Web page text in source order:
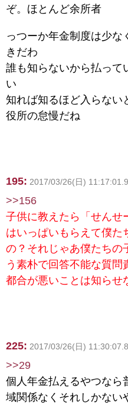
ぞ。ほとんど余所者
っつーか年金制度は少
きだわ
誰も知らないから払って
い
知れば知るほど入らない
役所の怠慢だね
195: 2017/03/26(日)
>>156
子供に教えたら「せんせ
はいっぱいもらえて僕た
の？それじゃあ僕たちの
う素朴で回答不能な質問
都合が悪いことは知らせ
225: 2017/03/26(日)
>>29
個人年金払えるやつなら
域関係なくそれしかない